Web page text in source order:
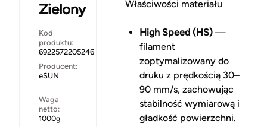
Zielony
Kod
produktu:
6922572205246
Producent:
eSUN
Waga
netto:
1000g
Właściwości materiału
High Speed (HS)—
filament
zoptymalizowany do
druku z prędkością 30–
90 mm/s, zachowując
stabilność wymiarową i
gładkość powierzchni.